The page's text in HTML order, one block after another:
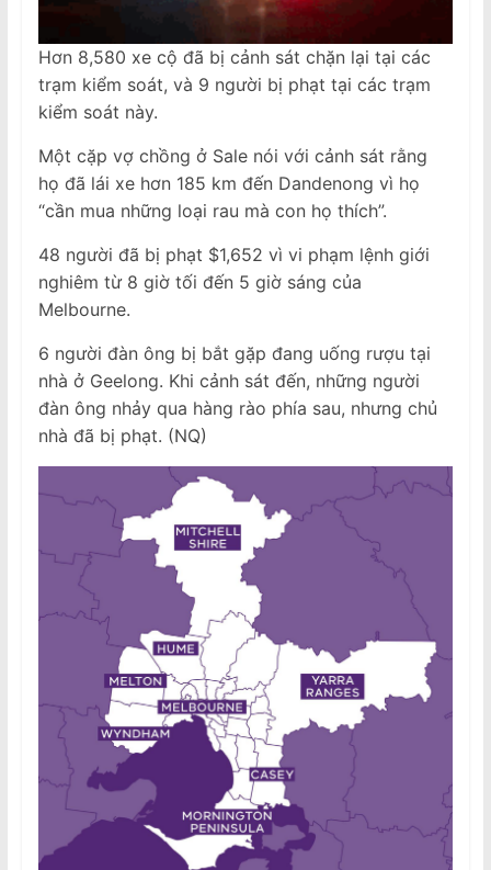
Hơn 8,580 xe cộ đã bị cảnh sát chặn lại tại các
trạm kiểm soát, và 9 người bị phạt tại các trạm
kiểm soát này.
Một cặp vợ chồng ở Sale nói với cảnh sát rằng
họ đã lái xe hơn 185 km đến Dandenong vì họ
“cần mua những loại rau mà con họ thích”.
48 người đã bị phạt $1,652 vì vi phạm lệnh giới
nghiêm từ 8 giờ tối đến 5 giờ sáng của
Melbourne.
6 người đàn ông bị bắt gặp đang uống rượu tại
nhà ở Geelong. Khi cảnh sát đến, những người
đàn ông nhảy qua hàng rào phía sau, nhưng chủ
nhà đã bị phạt. (NQ)